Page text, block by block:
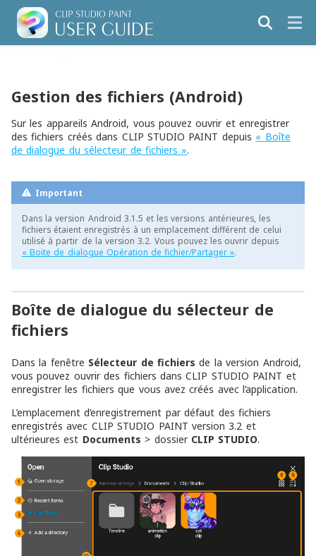
Gestion des fichiers (Android)
Sur les appareils Android, vous pouvez ouvrir et enregistrer
des fichiers créés dans CLIP STUDIO PAINT depuis « Boîte
de dialogue du sélecteur de fichiers ».
Important
Dans la version Android 3.1.5 et les versions antérieures, les
fichiers étaient enregistrés à un emplacement différent de celui
utilisé à partir de la version 3.2. Vous pouvez les ouvrir depuis
« Boite de dialogue Opération de fichier/Partager ».
Boîte de dialogue du sélecteur de
fichiers
Dans la fenêtre Sélecteur de fichiers de la version Android,
vous pouvez ouvrir des fichiers dans CLIP STUDIO PAINT et
enregistrer les fichiers que vous avez créés avec l’application.
L’emplacement d’enregistrement par défaut des fichiers
enregistrés avec CLIP STUDIO PAINT version 3.2 et
ultérieures est Documents > dossier CLIP STUDIO.